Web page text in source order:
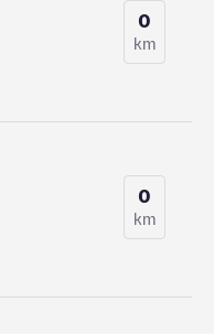
0
km
0
km